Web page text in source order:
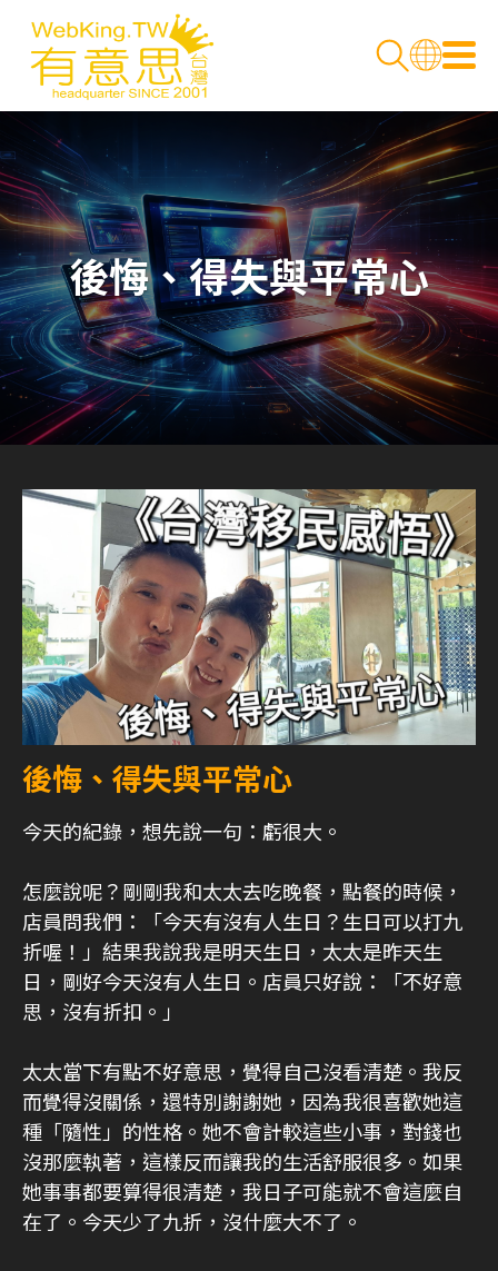
後悔、得失與平常心
後悔、得失與平常心
今天的紀錄，想先說一句：虧很大。
怎麼說呢？剛剛我和太太去吃晚餐，點餐的時候，
店員問我們：「今天有沒有人生日？生日可以打九
折喔！」結果我說我是明天生日，太太是昨天生
日，剛好今天沒有人生日。店員只好說：「不好意
思，沒有折扣。」
太太當下有點不好意思，覺得自己沒看清楚。我反
而覺得沒關係，還特別謝謝她，因為我很喜歡她這
種「隨性」的性格。她不會計較這些小事，對錢也
沒那麼執著，這樣反而讓我的生活舒服很多。如果
她事事都要算得很清楚，我日子可能就不會這麼自
在了。今天少了九折，沒什麼大不了。